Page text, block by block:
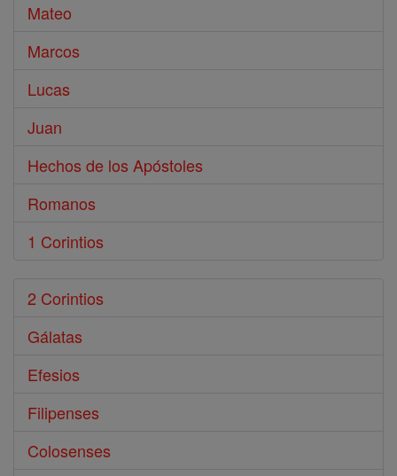
Mateo
Marcos
Lucas
Juan
Hechos de los Apóstoles
Romanos
1 Corintios
2 Corintios
Gálatas
Efesios
Filipenses
Colosenses